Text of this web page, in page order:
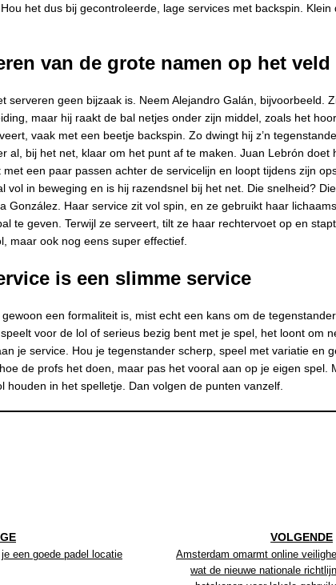
het dus bij gecontroleerde, lage services met backspin. Klein
van de grote namen op het veld
serveren geen bijzaak is. Neem Alejandro Galán, bijvoorbeeld.
maar hij raakt de bal netjes onder zijn middel, zoals het
vaak met een beetje backspin. Zo dwingt hij z’n
al, bij het net, klaar om het punt af te maken. Juan Lebrón doet
een paar passen achter de servicelijn en loopt tijdens zijn
vol in beweging en is hij razendsnel bij het net. Die snelheid?
González. Haar service zit vol spin, en ze gebruikt haar
te geven. Terwijl ze serveert, tilt ze haar rechtervoet op en
maar ook nog eens super effectief.
is een slimme service
een formaliteit is, mist echt een kans om de
voor de lol of serieus bezig bent met je spel, het loont om
je service. Hou je tegenstander scherp, speel met variatie en
de profs het doen, maar pas het vooral aan op je eigen spel.
houden in het spelletje. Dan volgen de punten vanzelf.
een goede padel locatie
VOLGENDE
Amsterdam omarmt online
wat de nieuwe nationale